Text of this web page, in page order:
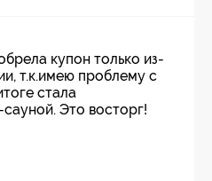
купон только из-
т.к.имею проблему с
стала
сауной. Это восторг!